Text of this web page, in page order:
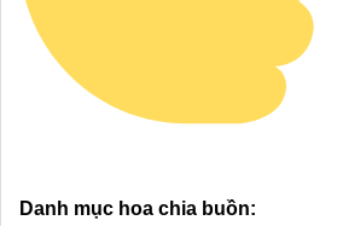
Danh mục hoa chia buồn: